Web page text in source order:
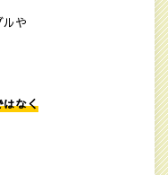
ルや
はなく